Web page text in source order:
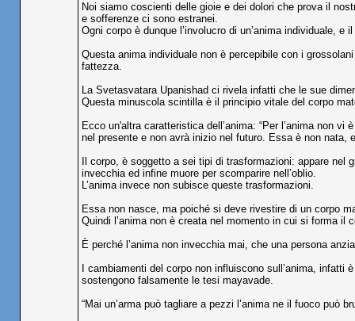
Noi siamo coscienti delle gioie e dei dolori che prova il
e sofferenze ci sono estranei.
Ogni corpo è dunque l’involucro di un’anima individuale,
Questa anima individuale non è percepibile con i
fattezza.
La Svetasvatara Upanishad ci rivela infatti che le sue
Questa minuscola scintilla è il principio vitale del corpo
Ecco un'altra caratteristica dell’anima: “Per l’anima non
nel presente e non avrà inizio nel futuro. Essa è non nata,
Il corpo, è soggetto a sei tipi di trasformazioni: appare
invecchia ed infine muore per scomparire nell’oblio.
L’anima invece non subisce queste trasformazioni.
Essa non nasce, ma poiché si deve rivestire di un corpo
Quindi l’anima non è creata nel momento in cui si forma il
È perché l’anima non invecchia mai, che una persona
I cambiamenti del corpo non influiscono sull’anima,
sostengono falsamente le tesi mayavade.
“Mai un’arma può tagliare a pezzi l’anima ne il fuoco può